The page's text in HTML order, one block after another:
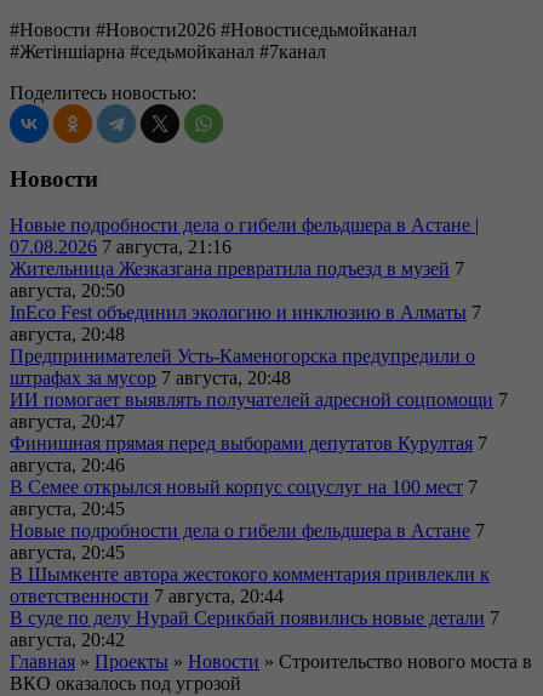
#Новости #Новости2026 #Новостиседьмойканал
#Жетіншіарна #седьмойканал #7канал
Поделитесь новостью:
Новости
Новые подробности дела о гибели фельдшера в Астане |
07.08.2026 7 августа, 21:16
Жительница Жезказгана превратила подъезд в музей 7
августа, 20:50
InEco Fest объединил экологию и инклюзию в Алматы 7
августа, 20:48
Предпринимателей Усть-Каменогорска предупредили о
штрафах за мусор 7 августа, 20:48
ИИ помогает выявлять получателей адресной соцпомощи 7
августа, 20:47
Финишная прямая перед выборами депутатов Курултая 7
августа, 20:46
В Семее открылся новый корпус соцуслуг на 100 мест 7
августа, 20:45
Новые подробности дела о гибели фельдшера в Астане 7
августа, 20:45
В Шымкенте автора жестокого комментария привлекли к
ответственности 7 августа, 20:44
В суде по делу Нурай Серикбай появились новые детали 7
августа, 20:42
Главная » Проекты » Новости » Строительство нового моста в
ВКО оказалось под угрозой